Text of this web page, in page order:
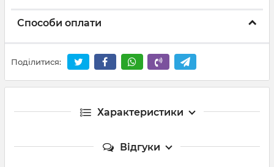
Способи оплати
Поділитися:
Характеристики
Відгуки